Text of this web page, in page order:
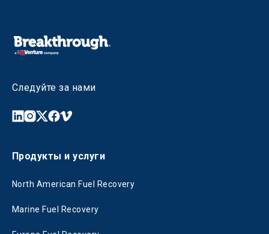
Следуйте за нами
Продукты и услуги
North American Fuel Recovery
Marine Fuel Recovery